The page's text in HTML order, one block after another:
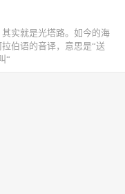
实就是光塔路。如今的海
伯语的音译，意思是“送
“